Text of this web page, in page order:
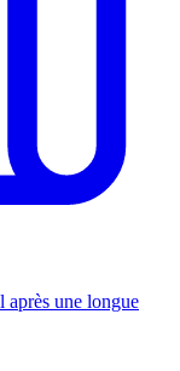
après une longue